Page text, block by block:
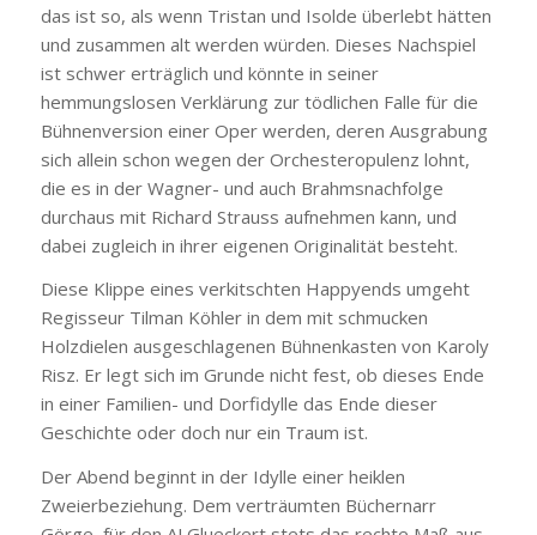
das ist so, als wenn Tristan und Isolde überlebt hätten
und zusammen alt werden würden. Dieses Nachspiel
ist schwer erträglich und könnte in seiner
hemmungslosen Verklärung zur tödlichen Falle für die
Bühnenversion einer Oper werden, deren Ausgrabung
sich allein schon wegen der Orchesteropulenz lohnt,
die es in der Wagner- und auch Brahmsnachfolge
durchaus mit Richard Strauss aufnehmen kann, und
dabei zugleich in ihrer eigenen Originalität besteht.
Diese Klippe eines verkitschten Happyends umgeht
Regisseur Tilman Köhler in dem mit schmucken
Holzdielen ausgeschlagenen Bühnenkasten von Karoly
Risz. Er legt sich im Grunde nicht fest, ob dieses Ende
in einer Familien- und Dorfidylle das Ende dieser
Geschichte oder doch nur ein Traum ist.
Der Abend beginnt in der Idylle einer heiklen
Zweierbeziehung. Dem verträumten Büchernarr